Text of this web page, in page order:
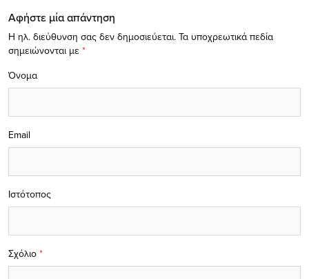
Αφήστε μία απάντηση
Η ηλ. διεύθυνση σας δεν δημοσιεύεται. Τα υποχρεωτικά πεδία
σημειώνονται με *
Σχόλιο *
Όνομα
Email
Ιστότοπος